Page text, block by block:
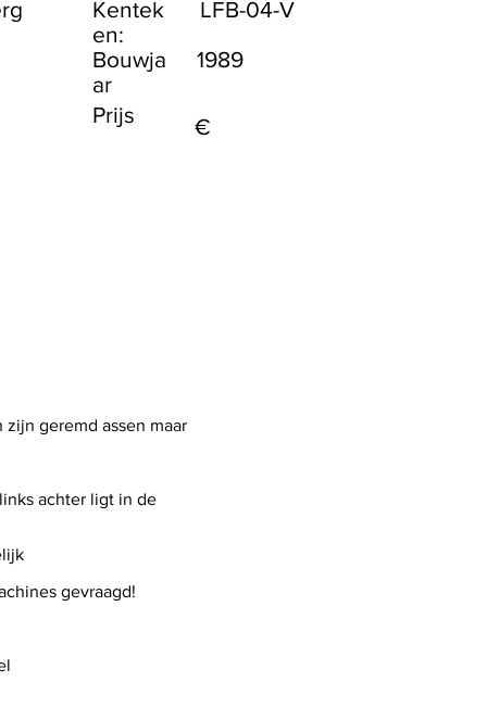
LFB-04-V
Kentek
en:
Prijs €
1989
Bouwja
ar
zijn geremd assen maar
achter ligt in de
gevraagd!